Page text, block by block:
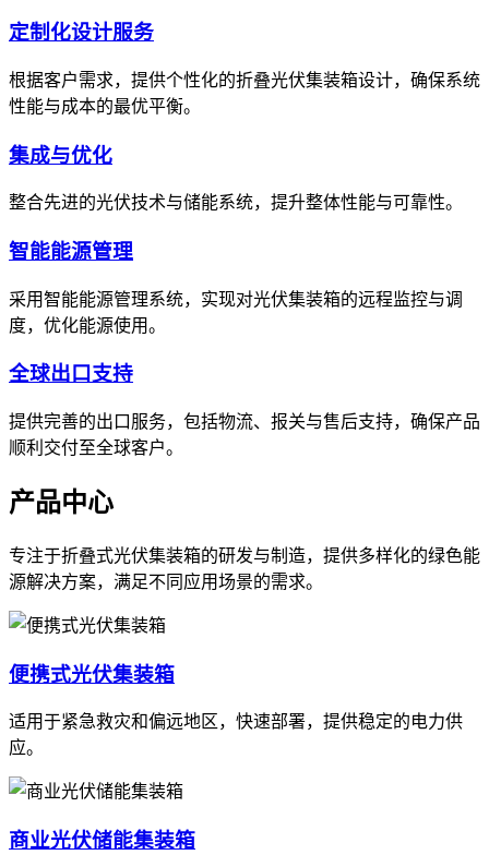
定制化设计服务
根据客户需求，提供个性化的折叠光伏集装箱设计，确保系统
性能与成本的最优平衡。
集成与优化
整合先进的光伏技术与储能系统，提升整体性能与可靠性。
智能能源管理
采用智能能源管理系统，实现对光伏集装箱的远程监控与调
度，优化能源使用。
全球出口支持
提供完善的出口服务，包括物流、报关与售后支持，确保产品
顺利交付至全球客户。
产品中心
专注于折叠式光伏集装箱的研发与制造，提供多样化的绿色能
源解决方案，满足不同应用场景的需求。
便携式光伏集装箱
适用于紧急救灾和偏远地区，快速部署，提供稳定的电力供
应。
商业光伏储能集装箱